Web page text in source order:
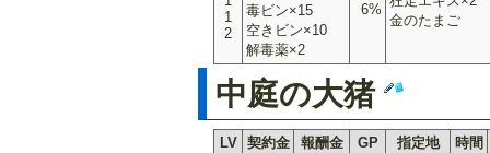
1
2
毒ビン×15
空きビン×10
解毒薬×2
6%
金のたまご
中庭の大猪
LV 契約金 報酬金 GP 指定地
時間